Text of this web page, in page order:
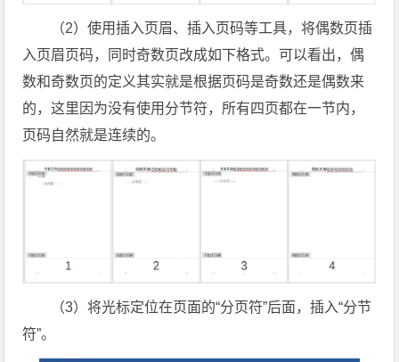
（2）使用插入页眉、插入页码等工具，将偶数页插
入页眉页码，同时奇数页改成如下格式。可以看出，偶
数和奇数页的定义其实就是根据页码是奇数还是偶数来
的，这里因为没有使用分节符，所有四页都在一节内，
页码自然就是连续的。
（3）将光标定位在页面的“分页符”后面，插入“分节
符”。